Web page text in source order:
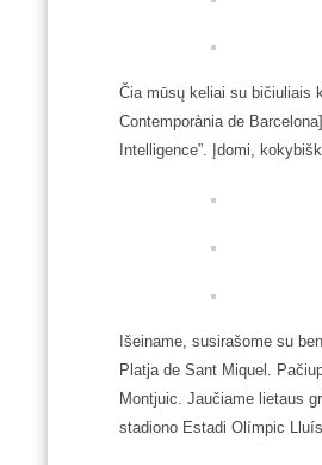
Čia mūsų keliai su bičiuliais
Contemporània de
Intelligence”. Įdomi,
Išeiname, susirašome su
Platja de Sant Miquel.
Montjuic. Jaučiame lietaus
stadiono Estadi Olímpic